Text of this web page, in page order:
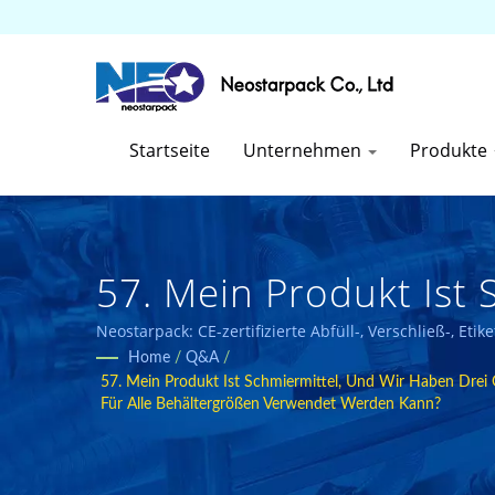
Startseite Unternehmen Produkte
57. Mein Produkt Ist
Behältern: 1L, 4L
Behältergrößen
Neostarpack: CE-zertifizierte Abfüll-, Verschließ-,
Home / Q&A /
57. Mein Produkt Ist Schmiermittel, Und Wir Haben Drei
Für Alle Behältergrößen Verwendet Werden Kann?